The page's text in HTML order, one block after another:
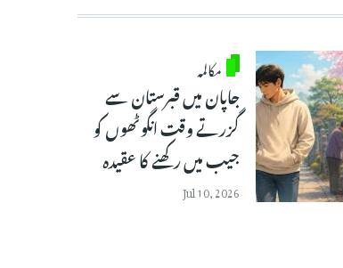
مکالمہ
جاپان میں قبرستان سے
گزرتے وقت انگوٹھوں کو
جیب میں رکھنے کا عقیدہ
Jul 10, 2026